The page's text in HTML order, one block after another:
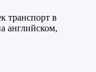
транспорт в
английском,